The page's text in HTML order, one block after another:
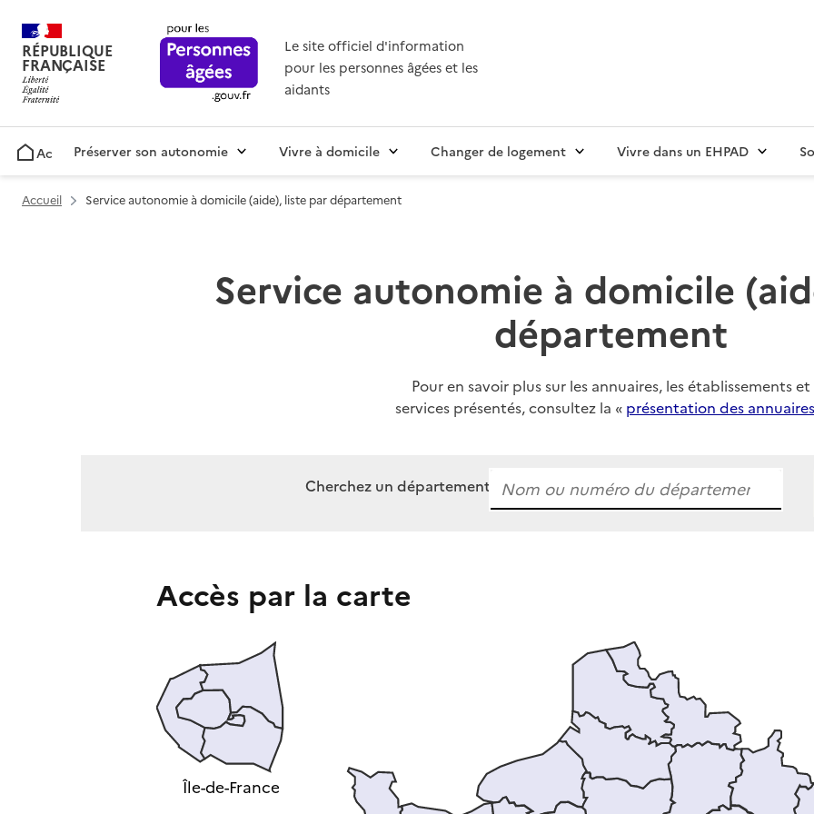
RÉPUBLIQUE
FRANÇAISE
Le site officiel d'information
pour les personnes âgées et les
aidants
AccueilPréserver son autonomie Vivre à domicile Changer de logement Vivre dans un EHPAD
Accueil Service autonomie à domicile (aide), liste par département
Service autonomie à domicile
département
Pour en savoir plus sur les annuaires, les établissements et
services présentés, consultez la « présentation des annuaires
Cherchez un département
Accès par la carte
Île-de-France